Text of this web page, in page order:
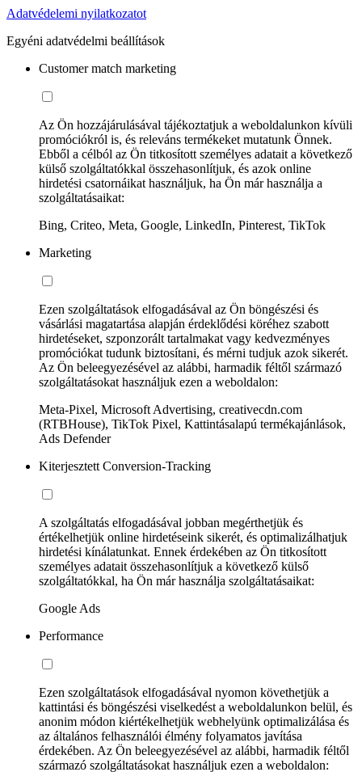
Adatvédelemi nyilatkozatot
Egyéni adatvédelmi beállítások
Customer match marketing
Az Ön hozzájárulásával tájékoztatjuk a weboldalunkon kívüli
promóciókról is, és releváns termékeket mutatunk Önnek.
Ebből a célból az Ön titkosított személyes adatait a következő
külső szolgáltatókkal összehasonlítjuk, és azok online
hirdetési csatornáikat használjuk, ha Ön már használja a
szolgáltatásaikat:
Bing, Criteo, Meta, Google, LinkedIn, Pinterest, TikTok
Marketing
Ezen szolgáltatások elfogadásával az Ön böngészési és
vásárlási magatartása alapján érdeklődési köréhez szabott
hirdetéseket, szponzorált tartalmakat vagy kedvezményes
promóciókat tudunk biztosítani, és mérni tudjuk azok sikerét.
Az Ön beleegyezésével az alábbi, harmadik féltől származó
szolgáltatásokat használjuk ezen a weboldalon:
Meta-Pixel, Microsoft Advertising, creativecdn.com
(RTBHouse), TikTok Pixel, Kattintásalapú termékajánlások,
Ads Defender
Kiterjesztett Conversion-Tracking
A szolgáltatás elfogadásával jobban megérthetjük és
értékelhetjük online hirdetéseink sikerét, és optimalizálhatjuk
hirdetési kínálatunkat. Ennek érdekében az Ön titkosított
személyes adatait összehasonlítjuk a következő külső
szolgáltatókkal, ha Ön már használja szolgáltatásaikat:
Google Ads
Performance
Ezen szolgáltatások elfogadásával nyomon követhetjük a
kattintási és böngészési viselkedést a weboldalunkon belül, és
anonim módon kiértékelhetjük webhelyünk optimalizálása és
az általános felhasználói élmény folyamatos javítása
érdekében. Az Ön beleegyezésével az alábbi, harmadik féltől
származó szolgáltatásokat használjuk ezen a weboldalon: